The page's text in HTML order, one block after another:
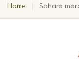
Home | Sahara